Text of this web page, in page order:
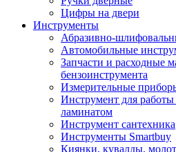
Цифры на двери
Инструменты
Абразивно-
Автомобильные
Запчасти и расходные
бензоинструмента
Измерительные
Инструмент для
ламинатом
Инструмент сантехника
Инструменты Smartbuy
Киянки, кувалды,